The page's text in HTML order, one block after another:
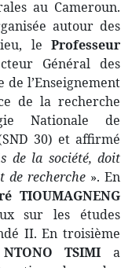
au Cameroun.
autour des
le Professeur
Général des
l’Enseignement
de la recherche
Nationale de
30) et affirmé
de la société, doit
de recherche ». En
TIOUMAGNENG
sur les études
II. En troisième
TSIMIa